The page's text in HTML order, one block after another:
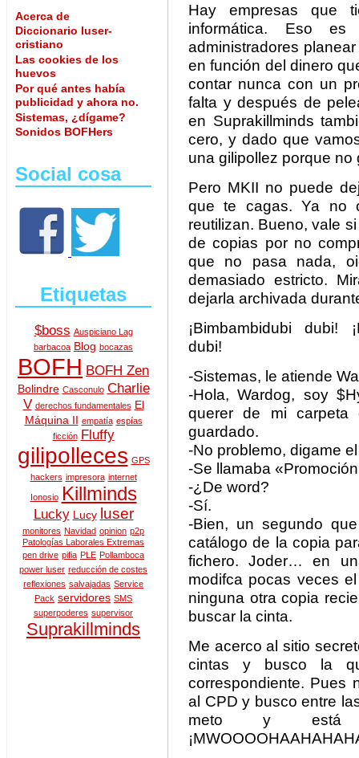
Acerca de
Diccionario luser-
cristiano
Las cookies de los
huevos
Por qué antes había
publicidad y ahora no.
Sistemas, ¿dígame?
Sonidos BOFHers
Social cosa
Etiquetas
$boss Auspiciano Lag
barbacoa Blog bocazas
BOFH BOFH Zen
Bolindre Casconulo Charlie
V derechos fundamentales El
Máquina II empatía espías
ficción
Fluffy
gilipolleces GPS
hackers impresora internet
Ionosio Killminds
Lucky Lucy luser
monitores Navidad opinion p2p
Patologías Laborales Extremas
pen drive pifia PLE Pollamboca
power luser reducción de costes
reflexiones salvajadas Service
Pack servidores SMS
superpoderes supervisor
Suprakillminds
Hay empresas que
informática. Eso
administradores
en función del dinero
contar nunca con un
falta y después de
en Suprakillminds
cero, y dado que
una gilipollez porque
Pero MKII no puede
que te cagas. Ya no
reutilizan. Bueno, vale
de copias por no
que no pasa nada,
demasiado estricto.
dejarla archivada
¡Bimbambidubi dubi!
dubi!
-Sistemas, le atiende
-Hola, Wardog, soy
querer de mi carpeta
guardado.
-No problemo, digame
-Se llamaba
-¿De word?
-Sí.
-Bien, un segundo
catálogo de la copia
fichero. Joder… en
modifca pocas veces
ninguna otra copia
buscar la cinta.
Me acerco al sitio
cintas y busco la
correspondiente. Pues
al CPD y busco entre
meto y está